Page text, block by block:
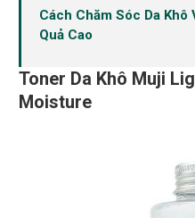
Cách Chăm Sóc Da Khô
Quả Cao
Toner Da Khô Muji
Moisture